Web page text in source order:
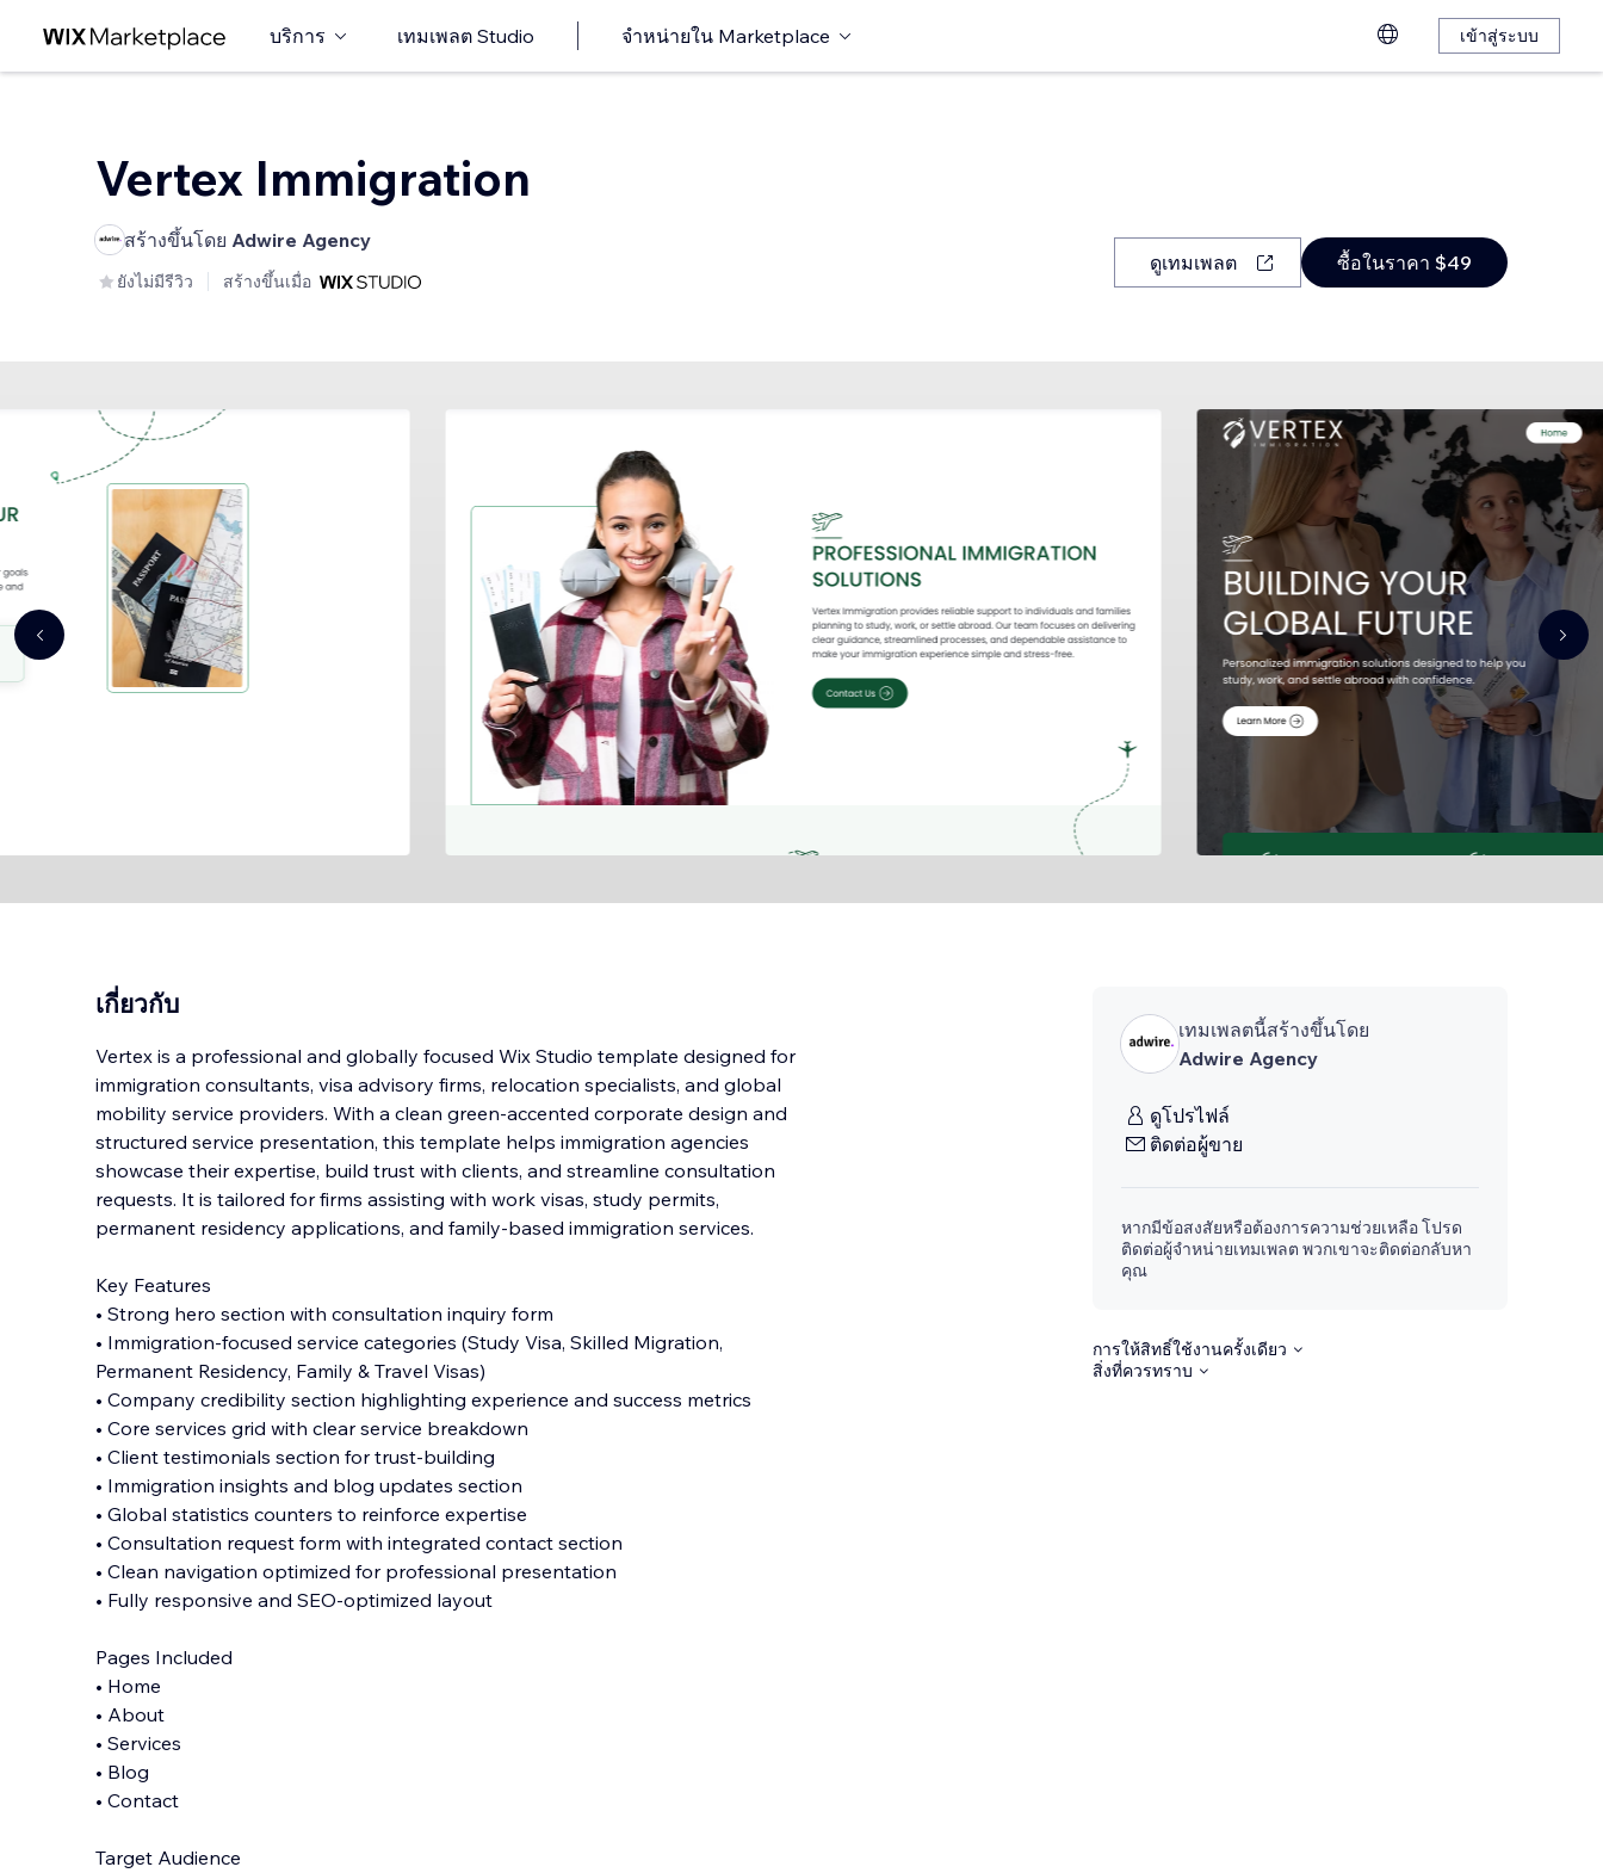
บริการ เทมเพลต Studio จำหน่ายใน Marketplace เข้าสู่ระบบ
Vertex Immigration
สร้างขึ้นโดย Adwire Agency
ยังไม่มีรีวิว สร้างขึ้นเมื่อ
ดูเทมเพลต ซื้อในราคา $49
เกี่ยวกับ
Vertex is a professional and globally focused Wix Studio template designed for
immigration consultants, visa advisory firms, relocation specialists, and global
mobility service providers. With a clean green-accented corporate design and
structured service presentation, this template helps immigration agencies
showcase their expertise, build trust with clients, and streamline consultation
requests. It is tailored for firms assisting with work visas, study permits,
permanent residency applications, and family-based immigration services.
Key Features
• Strong hero section with consultation inquiry form
• Immigration-focused service categories (Study Visa, Skilled Migration,
Permanent Residency, Family & Travel Visas)
• Company credibility section highlighting experience and success metrics
• Core services grid with clear service breakdown
• Client testimonials section for trust-building
• Immigration insights and blog updates section
• Global statistics counters to reinforce expertise
• Consultation request form with integrated contact section
• Clean navigation optimized for professional presentation
• Fully responsive and SEO-optimized layout
Pages Included
• Home
• About
• Services
• Blog
• Contact
Target Audience
เทมเพลตนี้สร้างขึ้นโดย
Adwire Agency
ดูโปรไฟล์
ติดต่อผู้ขาย
หากมีข้อสงสัยหรือต้องการความช่วยเหลือ โปรด
ติดต่อผู้จำหน่ายเทมเพลต พวกเขาจะติดต่อกลับหา
คุณ
การให้สิทธิ์ใช้งานครั้งเดียว
สิ่งที่ควรทราบ